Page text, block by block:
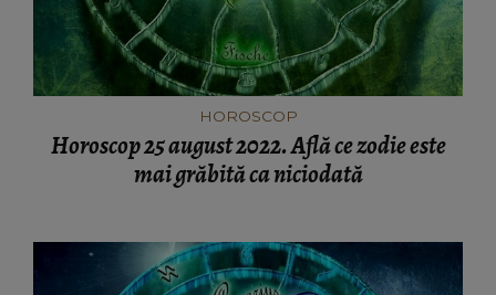
HOROSCOP
Horoscop 25 august 2022. Află ce zodie este
mai grăbită ca niciodată